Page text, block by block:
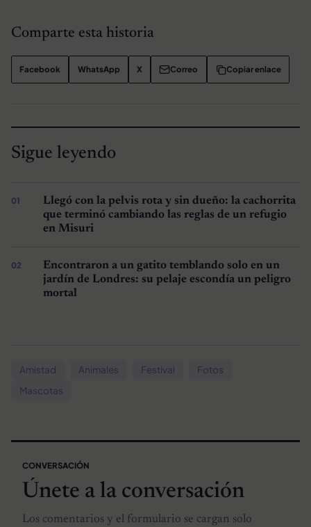
Comparte esta historia
Facebook WhatsApp X Correo Copiar enlace
Sigue leyendo
Llegó con la pelvis rota y sin dueño: la cachorrita
que terminó cambiando las reglas de un refugio
en Misuri
Encontraron a un gatito temblando solo en un
jardín de Londres: su pelaje escondía un peligro
mortal
Amistad Animales Festival
Fotos
Mascotas
CONVERSACIÓN
Únete a la conversación
Los comentarios y el formulario se cargan solo